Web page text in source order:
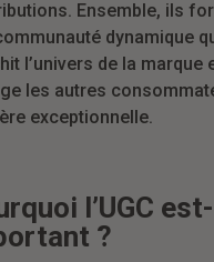
Ensemble, ils
dynamique
l’univers de la marque
les autres
exceptionnelle.
l’UGC
?